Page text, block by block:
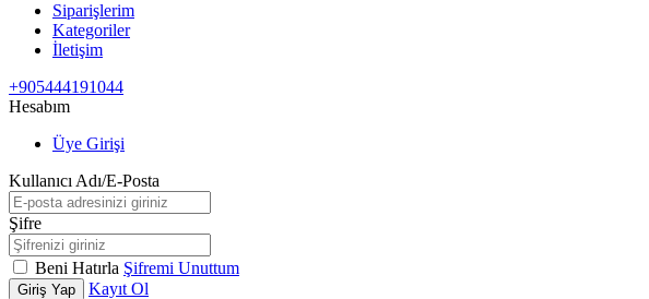
Siparişlerim
Kategoriler
İletişim
+905444191044
Hesabım
Üye Girişi
Kullanıcı Adı/E-Posta
Şifre
Beni Hatırla Şifremi Unuttum
Giriş Yap
Kayıt Ol